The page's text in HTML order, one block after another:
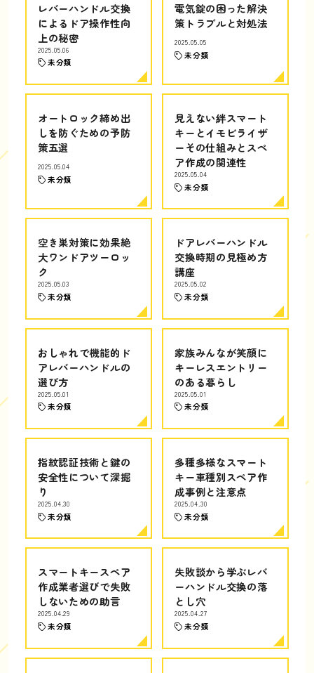
レバーハンドル交換
によるドア操作性向
上の秘密
2025.05.06
未分類
電気錠の困った解決
策トラブルと対処法
2025.05.05
未分類
オートロック締め出
しを防ぐための予防
策五選
2025.05.04
未分類
見えない絆スマート
キーとイモビライザ
ーその仕組みとスペ
ア作成の関連性
2025.05.04
未分類
空き巣対策に効果絶
大ワンドアツーロッ
ク
2025.05.03
未分類
ドアレバーハンドル
交換時期の見極め方
講座
2025.05.02
未分類
おしゃれで機能的ド
アレバーハンドルの
選び方
2025.05.01
未分類
家族みんなが笑顔に
キーレスエントリー
のある暮らし
2025.05.01
未分類
指紋認証技術と鍵の
安全性について深掘
り
2025.04.30
未分類
多種多様なスマート
キー車種別スペア作
成事例と注意点
2025.04.30
未分類
スマートキースペア
作成業者選びで失敗
しないための助言
2025.04.29
未分類
失敗談から学ぶレバ
ーハンドル交換の落
とし穴
2025.04.27
未分類